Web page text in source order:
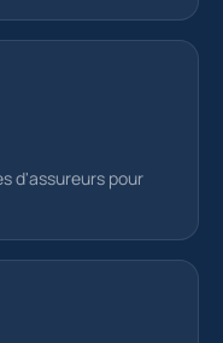
d'assureurs pour